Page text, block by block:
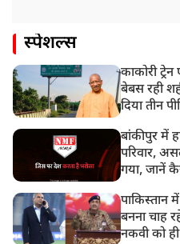
स्पेशल्स
काकोरी
बेबस रही
दिया तीन
बांकीपुर में
परिवार,
गया, जानें
पाकिस्तान
बनना चाह
नकवी को ही